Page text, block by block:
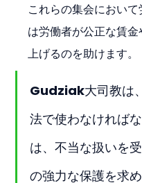
これらの集会におい
は労働者が公正な賃
上げるのを助けます。
Gudziak大司教は
法で使わなければ
は、不当な扱いを
の強力な保護を求